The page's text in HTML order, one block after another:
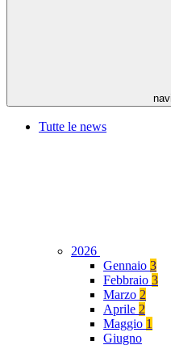
Tutte le news
2026
Gennaio 3
Febbraio 3
Marzo 2
Aprile 2
Maggio 1
Giugno